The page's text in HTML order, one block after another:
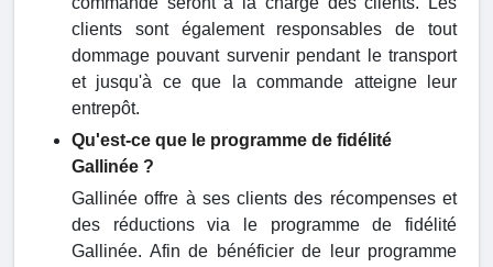
clients sont également responsables de tout
dommage pouvant survenir pendant le transport
et jusqu'à ce que la commande atteigne leur
entrepôt.
Qu'est-ce que le programme de fidélité
Gallinée ?
Gallinée offre à ses clients des récompenses et
des réductions via le programme de fidélité
Gallinée. Afin de bénéficier de leur programme